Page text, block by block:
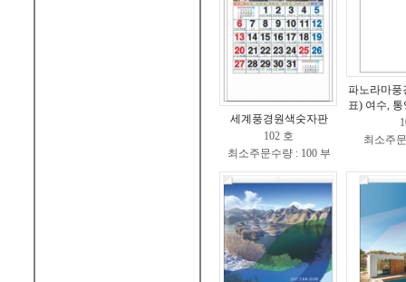
세계풍경원색숫자판
102 호
최소주문수량 : 100 부
파노라마풍
표) 여수,
최소주